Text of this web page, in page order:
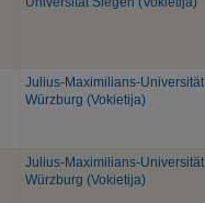
Julius-Maximilians-Universität
Würzburg (Vokietija)
Julius-Maximilians-Universität
Würzburg (Vokietija)